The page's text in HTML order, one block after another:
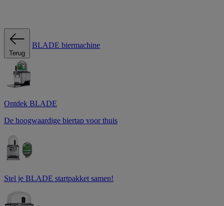
Terug
BLADE biermachine
Ontdek BLADE
De hoogwaardige biertap voor thuis
Stel je BLADE startpakket samen!